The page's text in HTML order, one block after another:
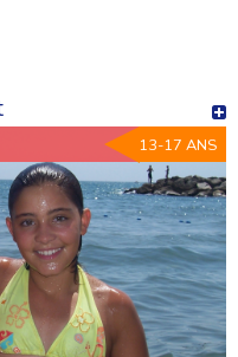
créent et prennent
13-17 ANS